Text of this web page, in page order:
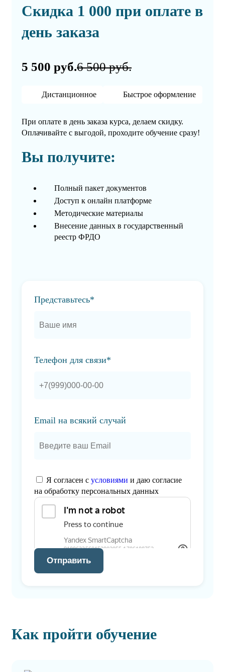
Скидка 1 000 при оплате в
день заказа
5 500 руб.6 500 руб.
Дистанционное Быстрое оформление
При оплате в день заказа курса, делаем скидку.
Оплачивайте с выгодой, проходите обучение сразу!
Вы получите:
Полный пакет документов
Доступ к онлайн платформе
Методические материалы
Внесение данных в государственный
реестр ФРДО
Представьтесь*
Телефон для связи*
Email на всякий случай
Я согласен с условиями и даю согласие
на обработку персональных данных
Отправить
Как пройти обучение